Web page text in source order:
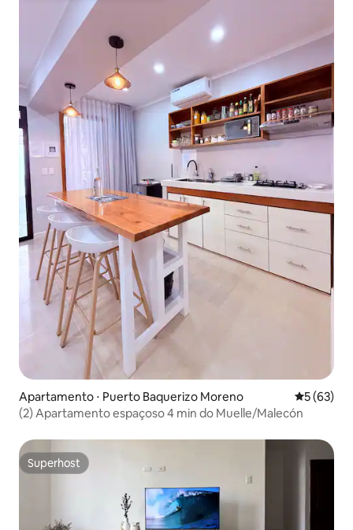
Apartamento ⋅ Puerto Baquerizo Moreno 5 de uma
5 (63)
(2) Apartamento espaçoso 4 min do Muelle/Malecón
Superhost
Superhost